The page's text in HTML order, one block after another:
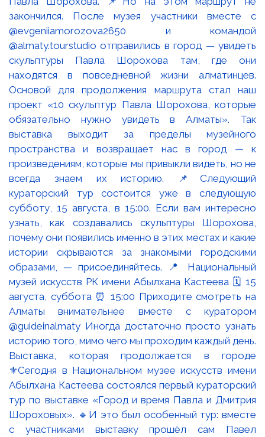
Выставка, которая продолжается в городе
⚜️Сегодня в Национальном музее искусств имени
Абылхана Кастеева состоялся первый кураторский
тур по выставке «Город и время Павла и Дмитрия
Шороховых». 🔹И это был особенный тур: вместе
с участниками выставку прошёл сам Павел